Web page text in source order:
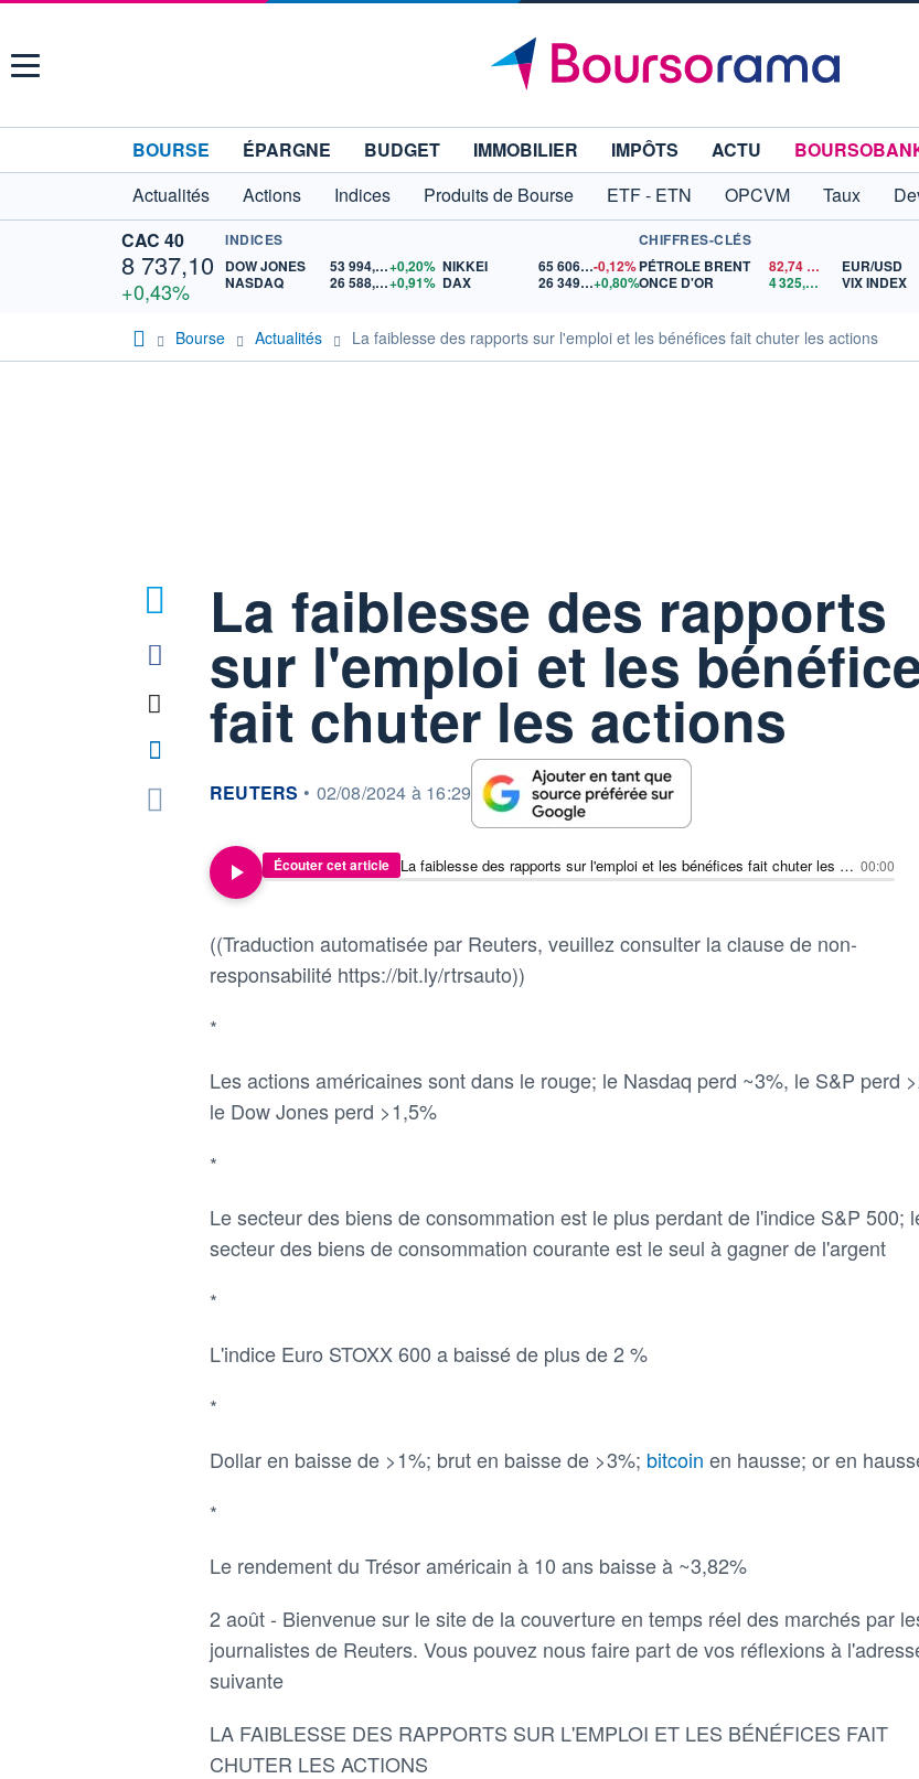
Menu
BOURSE ÉPARGNE BUDGET IMMOBILIER IMPÔTS ACTU
Actualités
Actions Indices Produits de Bourse ETF - ETN OPCVM Taux
CAC 40
8 737,10
+0,43%
INDICES
DOW JONES
53 994,17+0,20%
NASDAQ
26 588,49+0,91%
NIKKEI 65 606,71-0,12%
DAX
26 349,10+0,80%
CHIFFRES-CLÉS
PÉTROLE BRENT
82,74$US
ONCE D'OR
4 325,02 $US
EUR/USD
VIX INDEX
Bourse Actualités La faiblesse des rapports sur l'emploi et les bénéfices fait chuter les actions
La faiblesse des rapports
sur l'emploi et les
fait chuter les actions
information fournie par
REUTERS • 02/08/2024 à 16:29
Écouter cet article La faiblesse des rapports sur l'emploi et les bénéfices fait chuter les actions 00:00
((Traduction automatisée par Reuters, veuillez consulter la clause de non-
responsabilité https://bit.ly/rtrsauto))
*
Les actions américaines sont dans le rouge; le Nasdaq perd ~3%, le S&P perd
le Dow Jones perd >1,5%
*
Le secteur des biens de consommation est le plus perdant de l'indice S&P 500;
secteur des biens de consommation courante est le seul à gagner de l'argent
*
L'indice Euro STOXX 600 a baissé de plus de 2 %
*
Dollar en baisse de >1%; brut en baisse de >3%; bitcoin en hausse; or en
*
Le rendement du Trésor américain à 10 ans baisse à ~3,82%
2 août - Bienvenue sur le site de la couverture en temps réel des marchés par
journalistes de Reuters. Vous pouvez nous faire part de vos réflexions à
suivante
LA FAIBLESSE DES RAPPORTS SUR L'EMPLOI ET LES BÉNÉFICES FAIT
CHUTER LES ACTIONS